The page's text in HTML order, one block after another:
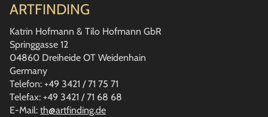
ARTFINDING
Katrin Hofmann & Tilo Hofmann GbR
Springgasse 12
04860 Dreiheide OT Weidenhain
Germany
Telefon: +49 3421 / 71 75 71
Telefax: +49 3421 / 71 68 68
E-Mail: th@artfinding.de